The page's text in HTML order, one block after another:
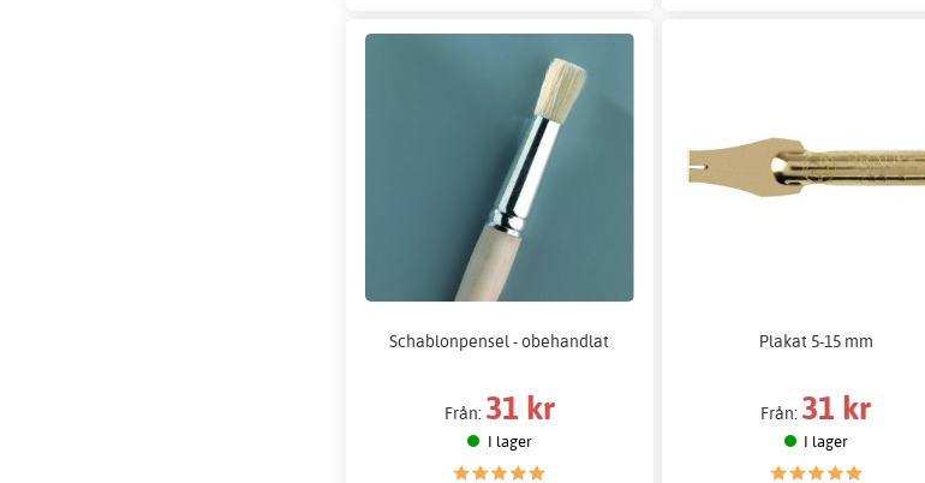
Schablonpensel - obehandlat
Från: 31 kr
I lager
Plakat 5-15 mm
Från: 31 kr
I lager